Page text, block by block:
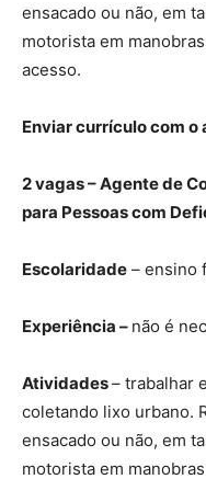
ensacado ou não, em
motorista em
acesso.
Enviar currículo com o
2 vagas – Agente de
para Pessoas com
Escolaridade – ensino
Experiência – não é
Atividades– trabalhar
coletando lixo urbano.
ensacado ou não, em
motorista em